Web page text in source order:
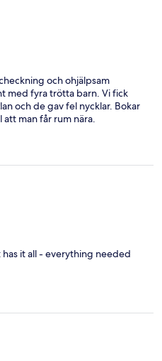
och ohjälpsam
med fyra trötta barn. Vi fick
och de gav fel nycklar. Bokar
att man får rum nära.
it all - everything needed